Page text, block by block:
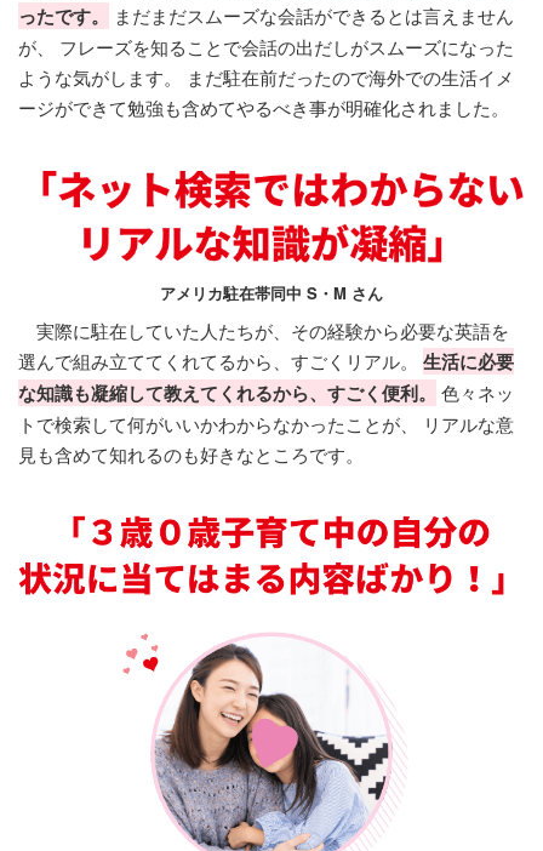
ったです。
まだまだスムーズな会話ができるとは言えません
が、 フレーズを知ることで会話の出だしがスムーズになった
ような気がします。 まだ駐在前だったので海外での生活イメ
ージができて勉強も含めてやるべき事が明確化されました。
アメリカ駐在帯同中 S・M さん
実際に駐在していた人たちが、その経験から必要な英語を
選んで組み立ててくれてるから、すごくリアル。 生活に必要
な知識も凝縮して教えてくれるから、すごく便利。
色々ネッ
トで検索して何がいいかわからなかったことが、 リアルな意
見も含めて知れるのも好きなところです。